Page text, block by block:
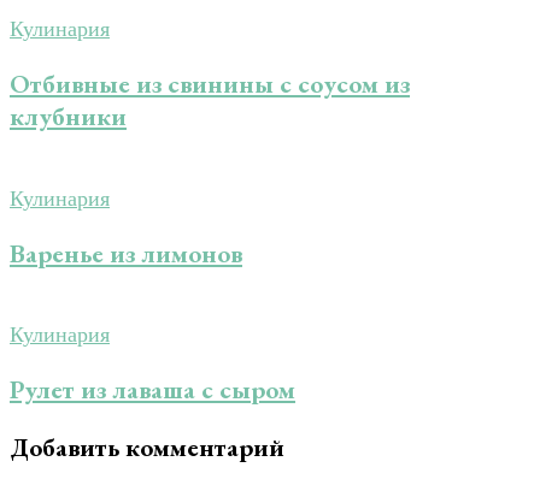
Кулинария
Отбивные из свинины с соусом из
клубники
Кулинария
Варенье из лимонов
Кулинария
Рулет из лаваша с сыром
Добавить комментарий